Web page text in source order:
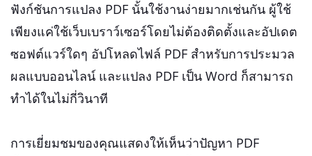
ฟังก์ชันการแปลง PDF นั้นใช้งานง่ายมากเช่นกัน ผู้ใช้
เพียงแค่ใช้เว็บเบราว์เซอร์โดยไม่ต้องติดตั้งและอัปเดต
ซอฟต์แวร์ใดๆ อัปโหลดไฟล์ PDF สำหรับการประมวล
ผลแบบออนไลน์ และแปลง PDF เป็น Word ก็สามารถ
ทำได้ในไม่กี่วินาที
การเยี่ยมชมของคุณแสดงให้เห็นว่าปัญหา PDF